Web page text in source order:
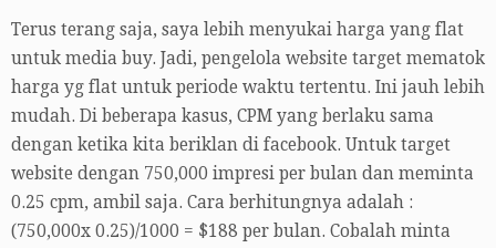
Terus terang saja, saya lebih menyukai harga yang flat
untuk media buy. Jadi, pengelola website target mematok
harga yg flat untuk periode waktu tertentu. Ini jauh lebih
mudah. Di beberapa kasus, CPM yang berlaku sama
dengan ketika kita beriklan di facebook. Untuk target
website dengan 750,000 impresi per bulan dan meminta
0.25 cpm, ambil saja. Cara berhitungnya adalah :
(750,000x 0.25)/1000 = $188 per bulan. Cobalah minta